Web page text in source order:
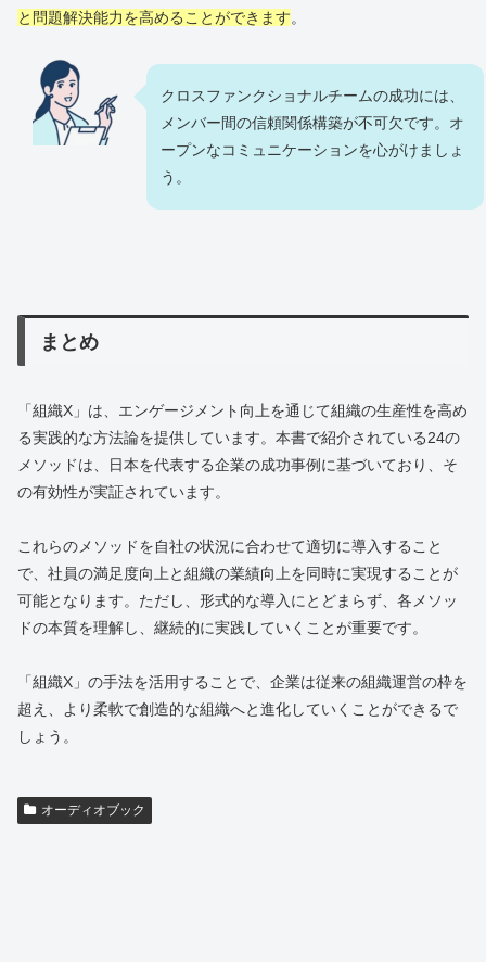
と問題解決能力を高めることができます。
クロスファンクショナルチームの成功には、
メンバー間の信頼関係構築が不可欠です。オ
ープンなコミュニケーションを心がけましょ
う。
まとめ
「組織X」は、エンゲージメント向上を通じて組織の生産性を高め
る実践的な方法論を提供しています。本書で紹介されている24の
メソッドは、日本を代表する企業の成功事例に基づいており、そ
の有効性が実証されています。
これらのメソッドを自社の状況に合わせて適切に導入すること
で、社員の満足度向上と組織の業績向上を同時に実現することが
可能となります。ただし、形式的な導入にとどまらず、各メソッ
ドの本質を理解し、継続的に実践していくことが重要です。
「組織X」の手法を活用することで、企業は従来の組織運営の枠を
超え、より柔軟で創造的な組織へと進化していくことができるで
しょう。
オーディオブック